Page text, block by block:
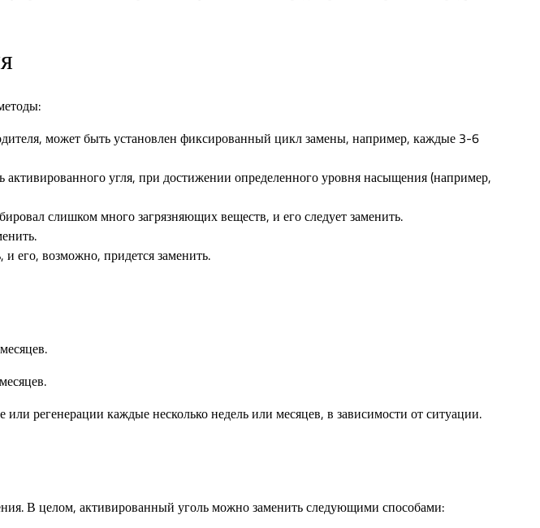
может быть установлен фиксированный цикл замены, например, каждые 3-6
угля, при достижении определенного уровня насыщения (например,
слишком много загрязняющих веществ, и его следует заменить.
его, возможно, придется заменить.
регенерации каждые несколько недель или месяцев, в зависимости от ситуации.
В целом, активированный уголь можно заменить следующими способами: